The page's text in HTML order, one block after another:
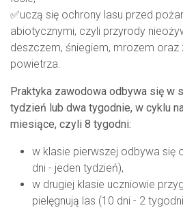
✅uczą się ochrony lasu przed
abiotycznymi, czyli przyrody
deszczem, śniegiem, mrozem
powietrza.
Praktyka zawodowa odbywa się w
tydzień lub dwa tygodnie, w cyklu
miesiące, czyli 8 tygodni:
w klasie pierwszej odbywa się
dni - jeden tydzień),
w drugiej klasie uczniowie
pielęgnują las (10 dni - 2